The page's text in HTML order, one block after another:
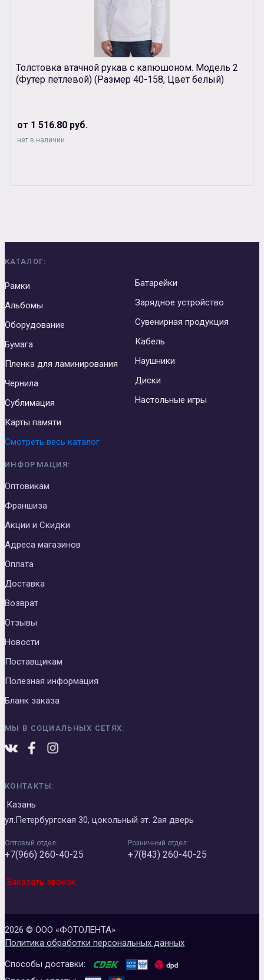
Толстовка втачной рукав с капюшоном. Модель 2
(Футер петлевой) (Размер 40-158, Цвет белый)
от 1 516.80 руб.
нет в наличии
КАТАЛОГ:
Рамки
Альбомы
Оборудование
Бумага
Пленка для ламинирования
Чернила
Сублимация
Карты памяти
Батарейки
Зарядное устройство
Сувенирная продукция
Кабель
Наушники
Диски
Настольные игры
Смотреть весь каталог
ИНФОРМАЦИЯ:
Оптовикам
Франшиза
Акции и Скидки
Адреса магазинов
Оплата
Доставка
Возврат
Отзывы
Новости
Поставщикам
Полезная информация
Бланк заказа
МЫ В СОЦИАЛЬНЫХ СЕТЯХ:
КОНТАКТЫ:
Казань
ул.Петербургская 30, цокольный эт. 2ая дверь
Оптовый отдел:
+7(966) 260-40-25
Розничный отдел:
+7(843) 260-40-25
Заказать звонок
2026 © ООО «ФОТОЛЕНТА»
Политика обработки персональных данных
Способы доставки: